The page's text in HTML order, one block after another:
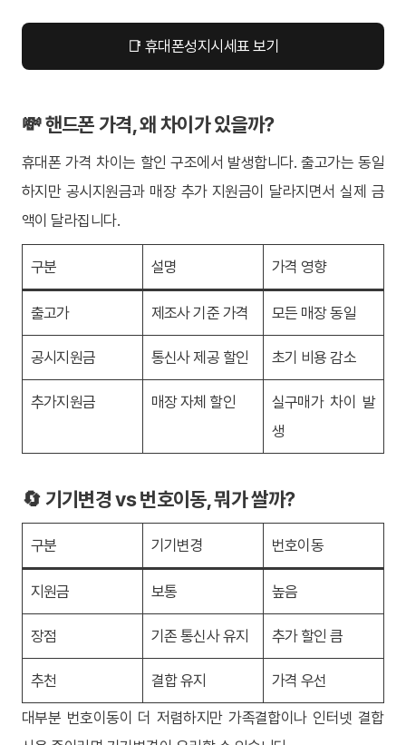
📑 휴대폰성지시세표 보기
💸 핸드폰 가격, 왜 차이가 있을까?
휴대폰 가격 차이는 할인 구조에서 발생합니다. 출고가는 동일
하지만 공시지원금과 매장 추가 지원금이 달라지면서 실제 금
액이 달라집니다.
구분 설명 가격 영향
출고가 제조사 기준 가격 모든 매장 동일
공시지원금 통신사 제공 할인 초기 비용 감소
추가지원금 매장 자체 할인
실구매가 차이 발
생
🔄 기기변경 vs 번호이동, 뭐가 쌀까?
구분 기기변경 번호이동
지원금 보통 높음
장점 기존 통신사 유지 추가 할인 큼
추천 결합 유지 가격 우선
대부분 번호이동이 더 저렴하지만 가족결합이나 인터넷 결합